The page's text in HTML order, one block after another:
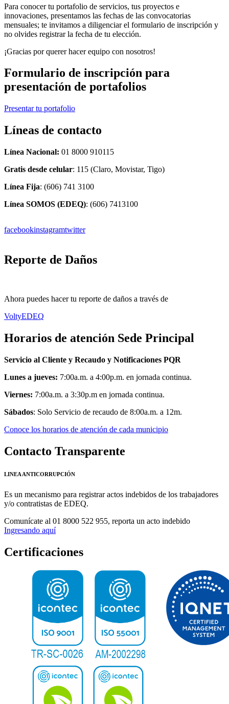
Para conocer tu portafolio de servicios, tus proyectos e
innovaciones, presentamos las fechas de las convocatorias
mensuales; te invitamos a diligenciar el formulario de inscripción y
no olvides registrar la fecha de tu elección.
¡Gracias por querer hacer equipo con nosotros!
Formulario de inscripción para
presentación de portafolios
Presentar tu portafolio
Líneas de contacto
Línea Nacional: 01 8000 910115
Gratis desde celular: 115 (Claro, Movistar, Tigo)
Línea Fija: (606) 741 3100
Línea SOMOS (EDEQ): (606) 7413100
facebookinstagramtwitter
Reporte de Daños
Ahora puedes hacer tu reporte de daños a través de
VoltyEDEQ
Horarios de atención Sede Principal
Servicio al Cliente y Recaudo y Notificaciones PQR
Lunes a jueves: 7:00a.m. a 4:00p.m. en jornada continua.
Viernes: 7:00a.m. a 3:30p.m en jornada continua.
Sábados: Solo Servicio de recaudo de 8:00a.m. a 12m.
Conoce los horarios de atención de cada municipio
Contacto Transparente
LINEA ANTICORRUPCIÓN
Es un mecanismo para registrar actos indebidos de los trabajadores
y/o contratistas de EDEQ.
Comunícate al 01 8000 522 955, reporta un acto indebido
Ingresando aquí
Certificaciones